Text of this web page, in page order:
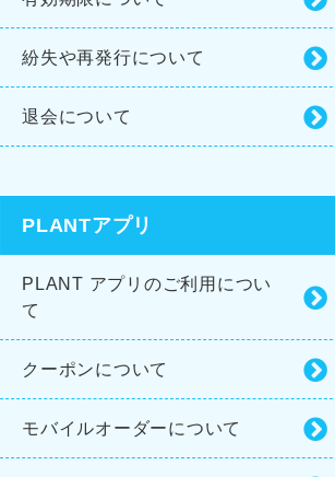
紛失や再発行について
退会について
PLANTアプリ
PLANT アプリのご利用につい
て
クーポンについて
モバイルオーダーについて